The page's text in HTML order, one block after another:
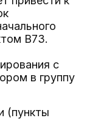
B73.
с
в группу
(пункты